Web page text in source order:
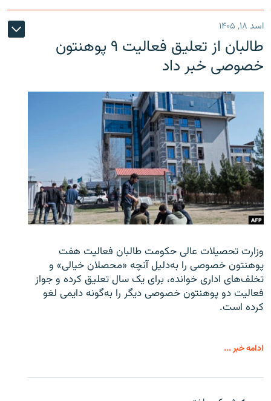
اسد ۱۸, ۱۴۰۵
طالبان از تعلیق فعالیت ۹ پوهنتون
خصوصی خبر داد
وزارت تحصیلات عالی حکومت طالبان فعالیت هفت
پوهنتون خصوصی را به‌دلیل آنچه «محصلان خیالی» و
تخلف‌های اداری خوانده، برای یک سال تعلیق کرده و جواز
فعالیت دو پوهنتون خصوصی دیگر را به‌گونه دایمی لغو
کرده است.
ادامه خبر ...